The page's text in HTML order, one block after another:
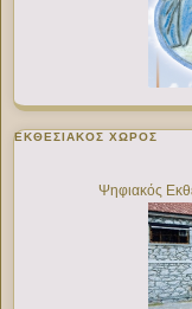
ΕΚΘΕΣΙΑΚΌΣ ΧΏΡΟΣ
Ψηφιακός